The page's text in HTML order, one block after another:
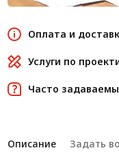
Оплата и
Услуги по
Часто
Описание Задать